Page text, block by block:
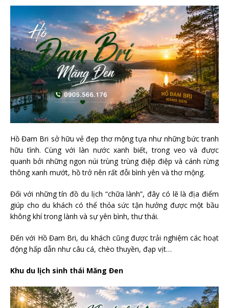
Hồ Đam Bri sở hữu vẻ đẹp thơ mộng tựa như những bức tranh
hữu tình. Cùng với làn nước xanh biết, trong veo và được
quanh bởi những ngọn núi trùng trùng điệp điệp và cánh rừng
thông xanh mướt, hồ trở nên rất đỗi bình yên và thơ mộng.
Đối với những tín đồ du lịch “chữa lành”, đây có lẽ là địa điểm
giúp cho du khách có thể thỏa sức tận hưởng được một bầu
không khí trong lành và sự yên bình, thư thái.
Đến với Hồ Đam Bri, du khách cũng được trải nghiệm các hoạt
động hấp dẫn như câu cá, chèo thuyền, đạp vịt…
Khu du lịch sinh thái Măng Đen